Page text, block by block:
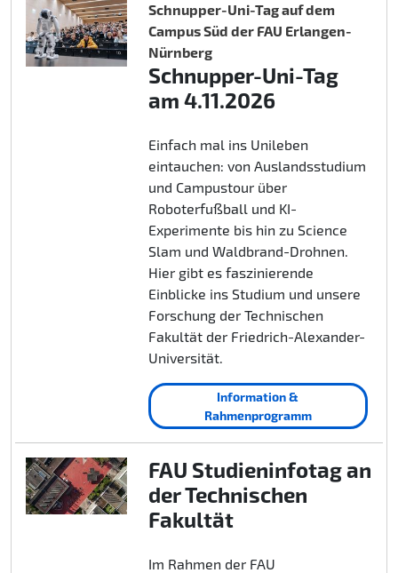
Schnupper-Uni-Tag auf dem
Campus Süd der FAU Erlangen-
Nürnberg
Schnupper-Uni-Tag
am 4.11.2026
Einfach mal ins Unileben
eintauchen: von Auslandsstudium
und Campustour über
Roboterfußball und KI-
Experimente bis hin zu Science
Slam und Waldbrand-Drohnen.
Hier gibt es faszinierende
Einblicke ins Studium und unsere
Forschung der Technischen
Fakultät der Friedrich-Alexander-
Universität.
Information &
Rahmenprogramm
FAU Studieninfotag an
der Technischen
Fakultät
Im Rahmen der FAU